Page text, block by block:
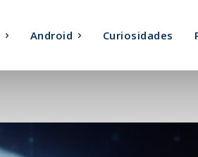
Android Curiosidades